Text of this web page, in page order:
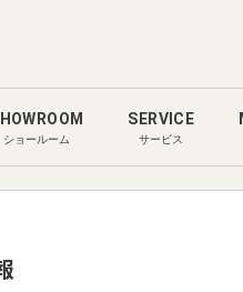
ショールーム
SERVICE
サービス